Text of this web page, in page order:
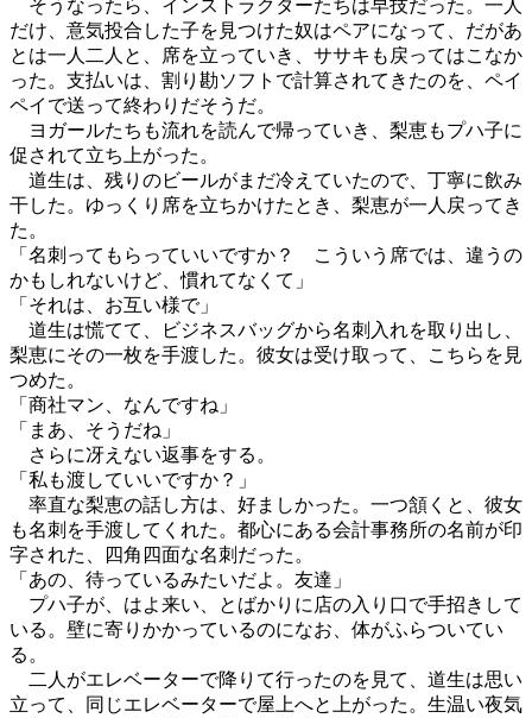
そうなったら、インストラクターたちは早技だった。一人
だけ、意気投合した子を見つけた奴はペアになって、だがあ
とは一人二人と、席を立っていき、ササキも戻ってはこなか
った。支払いは、割り勘ソフトで計算されてきたのを、ペイ
ペイで送って終わりだそうだ。
ヨガールたちも流れを読んで帰っていき、梨恵もプハ子に
促されて立ち上がった。
道生は、残りのビールがまだ冷えていたので、丁寧に飲み
干した。ゆっくり席を立ちかけたとき、梨恵が一人戻ってき
た。
「名刺ってもらっていいですか？ こういう席では、違うの
かもしれないけど、慣れてなくて」
「それは、お互い様で」
道生は慌てて、ビジネスバッグから名刺入れを取り出し、
梨恵にその一枚を手渡した。彼女は受け取って、こちらを見
つめた。
「商社マン、なんですね」
「まあ、そうだね」
さらに冴えない返事をする。
「私も渡していいですか？」
率直な梨恵の話し方は、好ましかった。一つ頷くと、彼女
も名刺を手渡してくれた。都心にある会計事務所の名前が印
字された、四角四面な名刺だった。
「あの、待っているみたいだよ。友達」
プハ子が、はよ来い、とばかりに店の入り口で手招きして
いる。壁に寄りかかっているのになお、体がふらついてい
る。
二人がエレベーターで降りて行ったのを見て、道生は思い
立って、同じエレベーターで屋上へと上がった。生温い夜気